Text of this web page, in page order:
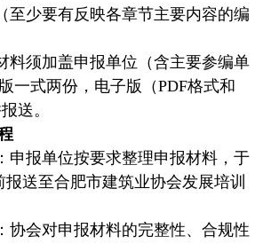
少要有反映各章节主要内容的编
须加盖申报单位（含主要参编单
一式两份，电子版（PDF格式和
送。
报单位按要求整理申报材料，于
报送至合肥市建筑业协会发展培训
会对申报材料的完整性、合规性